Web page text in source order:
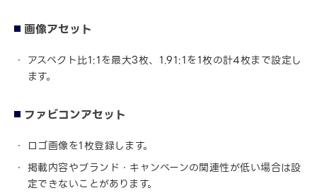
画像アセット
アスペクト比1:1を最大3枚、1.91:1を1枚の計4枚まで設定し
ます。
ファビコンアセット
ロゴ画像を1枚登録します。
掲載内容やブランド・キャンペーンの関連性が低い場合は設
定できないことがあります。